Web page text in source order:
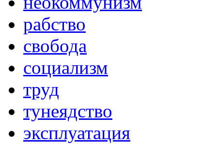
рабство
свобода
социализм
труд
тунеядство
эксплуатация